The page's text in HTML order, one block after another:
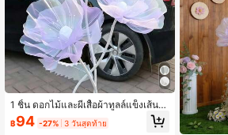
1 ชิ้น ดอกไม้และผีเสื้อผ้าทูลล์แข็งเส้นไ
หมขนาดใหญ่ 50 ซม. ดอกไม้ผ้าไหมแ
ก้วขนาดใหญ่ทำด้วยมือ ตกแต่งดอกไม้
฿94 -27% 3 วันสุดท้าย